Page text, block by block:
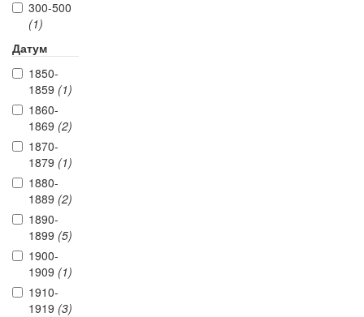
300-500
(1)
Датум
1850-
1859 (1)
1860-
1869 (2)
1870-
1879 (1)
1880-
1889 (2)
1890-
1899 (5)
1900-
1909 (1)
1910-
1919 (3)